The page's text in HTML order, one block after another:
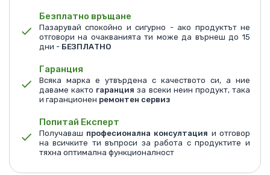
Безплатно връщане
Пазарувай спокойно и сигурно - ако продуктът не
отговори на очакванията ти може да върнеш до 15
дни - БЕЗПЛАТНО
Гаранция
Всяка марка е утвърдена с качеството си, а ние
даваме както гаранция за всеки неин продукт, така
и гаранционен ремонтен сервиз
Попитай Експерт
Получаваш професионална консултация и отговор
на всичките ти въпроси за работа с продуктите и
тяхна оптимална функционалност